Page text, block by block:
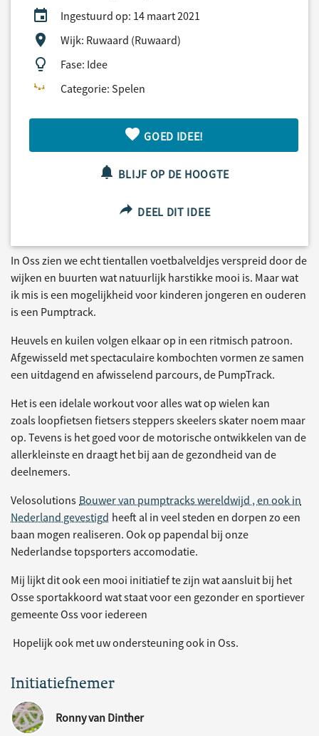
Ingestuurd op: 14 maart 2021
Wijk: Ruwaard (Ruwaard)
Fase: Idee
Categorie: Spelen
GOED IDEE!
BLIJF OP DE HOOGTE
DEEL DIT IDEE
In Oss zien we echt tientallen voetbalveldjes verspreid door de
wijken en buurten wat natuurlijk harstikke mooi is. Maar wat
ik mis is een mogelijkheid voor kinderen jongeren en ouderen
is een Pumptrack.
Heuvels en kuilen volgen elkaar op in een ritmisch patroon.
Afgewisseld met spectaculaire kombochten vormen ze samen
een uitdagend en afwisselend parcours, de PumpTrack.
Het is een idelale workout voor alles wat op wielen kan
zoals loopfietsen fietsers steppers skeelers skater noem maar
op. Tevens is het goed voor de motorische ontwikkelen van de
allerkleinste en draagt het bij aan de gezondheid van de
deelnemers.
Velosolutions Bouwer van pumptracks wereldwijd , en ook in
Nederland gevestigd heeft al in veel steden en dorpen zo een
baan mogen realiseren. Ook op papendal bij onze
Nederlandse topsporters accomodatie.
Mij lijkt dit ook een mooi initiatief te zijn wat aansluit bij het
Osse sportakkoord wat staat voor een gezonder en sportiever
gemeente Oss voor iedereen
Hopelijk ook met uw ondersteuning ook in Oss.
Initiatiefnemer
Ronny van Dinther